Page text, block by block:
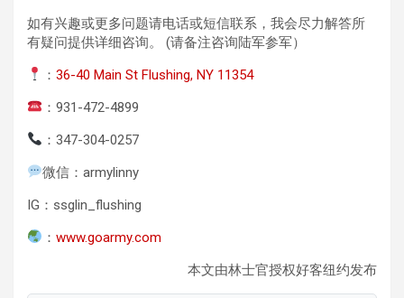
如有兴趣或更多问题请电话或短信联系， 我会尽力解答所
有疑问提供详细咨询。 (请备注咨询陆军参军）
：36-40 Main St Flushing, NY 11354
：931-472-4899
：347-304-0257
微信：armylinny
IG：ssglin_flushing
：www.goarmy.com
本文由林士官授权好客纽约发布